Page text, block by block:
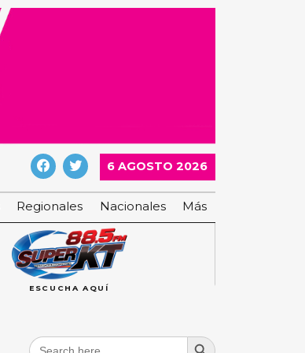
6 AGOSTO 2026
Regionales Nacionales Más
ESCUCHA AQUÍ
Search
Search Button